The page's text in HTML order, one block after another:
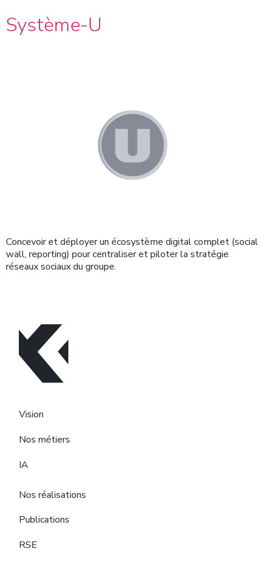
Système-U
Concevoir et déployer un écosystème digital complet (social
wall, reporting) pour centraliser et piloter la stratégie
réseaux sociaux du groupe.
Vision
Nos métiers
IA
Nos réalisations
Publications
RSE